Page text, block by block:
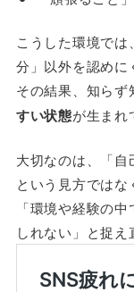
こうした環境で
分」以外を認めに
その結果、知らず
すい状態が生まれ
大切なのは、「自
という見方ではな
「環境や経験の
しれない」と捉え